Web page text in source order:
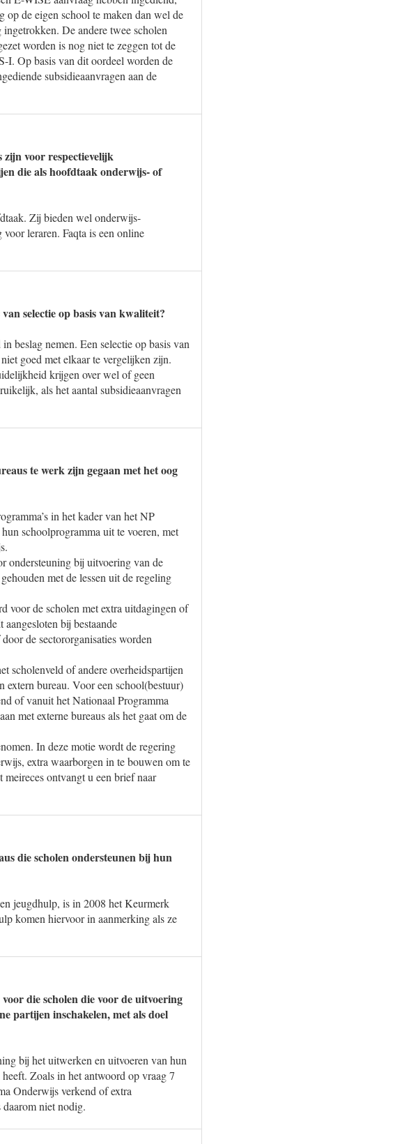
op de eigen school te maken dan wel de
De andere twee scholen
worden is nog niet te zeggen tot de
I. Op basis van dit oordeel worden de
subsidieaanvragen aan de
zijn voor respectievelijk
die als hoofdtaak onderwijs- of
Zij bieden wel onderwijs-
leraren. Faqta is een online
selectie op basis van kwaliteit?
beslag nemen. Een selectie op basis van
goed met elkaar te vergelijken zijn.
krijgen over wel of geen
als het aantal subsidieaanvragen
te werk zijn gegaan met het oog
in het kader van het NP
schoolprogramma uit te voeren, met
ondersteuning bij uitvoering van de
met de lessen uit de regeling
voor de scholen met extra uitdagingen of
bij bestaande
de sectororganisaties worden
scholenveld of andere overheidspartijen
extern bureau. Voor een school(bestuur)
of vanuit het Nationaal Programma
met externe bureaus als het gaat om de
In deze motie wordt de regering
extra waarborgen in te bouwen om te
ontvangt u een brief naar
die scholen ondersteunen bij hun
jeugdhulp, is in 2008 het Keurmerk
komen hiervoor in aanmerking als ze
die scholen die voor de uitvoering
partijen inschakelen, met als doel
bij het uitwerken en uitvoeren van hun
Zoals in het antwoord op vraag 7
Onderwijs verkend of extra
niet nodig.